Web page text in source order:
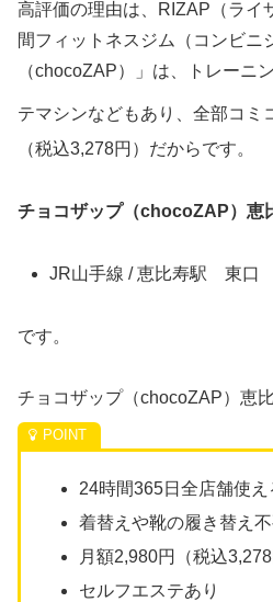
高評価の理由は、RIZAP（ライ
間フィットネスジム（コンビニ
（chocoZAP）」は、トレーニ
テマシンなどもあり、全部コミ
（税込3,278円）だからです。
チョコザップ（chocoZAP）恵
JR山手線 / 恵比寿駅 東口
です。
チョコザップ（chocoZAP）恵
24時間365日全店舗使え
着替えや靴の履き替え
月額2,980円（税込
セルフエステあり